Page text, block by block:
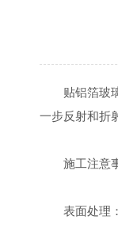
贴铝箔玻璃
一步反射和折
施工注意事
表面处理：